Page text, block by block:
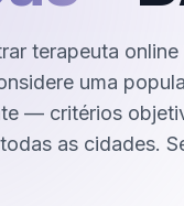
terapeuta
uma
— critérios
as cidades.